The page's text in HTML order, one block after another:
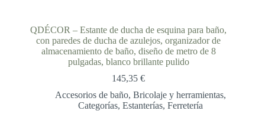
QDÉCOR – Estante de ducha de esquina para baño,
con paredes de ducha de azulejos, organizador de
almacenamiento de baño, diseño de metro de 8
pulgadas, blanco brillante pulido
145,35€
Accesorios de baño, Bricolaje y herramientas,
Categorías, Estanterías, Ferretería